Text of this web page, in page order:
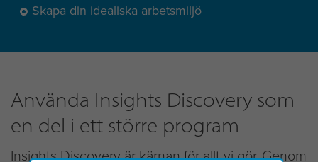
Skapa din idealiska arbetsmiljö
Använda Insights Discovery som
en del i ett större program
Insights Discovery är kärnan för allt vi gör. Genom